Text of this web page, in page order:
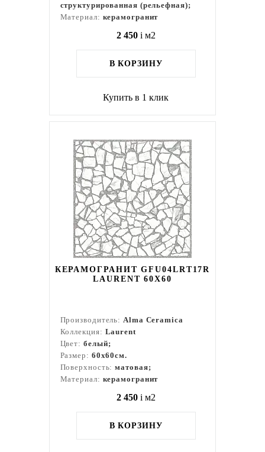
структурированная (рельефная);
Материал: керамогранит
2 450 i м2
В КОРЗИНУ
Купить в 1 клик
КЕРАМОГРАНИТ GFU04LRT17R
LAURENT 60X60
Производитель:Alma Ceramica
Коллекция: Laurent
Цвет: белый;
Размер: 60x60см.
Поверхность:матовая;
Материал: керамогранит
2 450 i м2
В КОРЗИНУ